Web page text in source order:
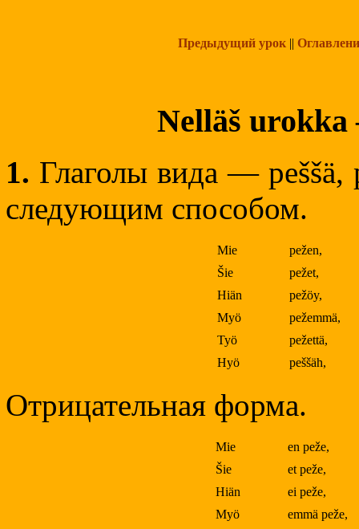
Предыдущий урок||
Nelläš
1. Глаголы вида — peššä,
следующим способом.
Mie
pežen,
Šie
pežet,
Hiän
pežöy,
Myö
pežemmä,
Työ
pežettä,
Hyö
peššäh,
Отрицательная форма.
Mie
en peže,
Šie
et peže,
Hiän
ei peže,
Myö
emmä peže,